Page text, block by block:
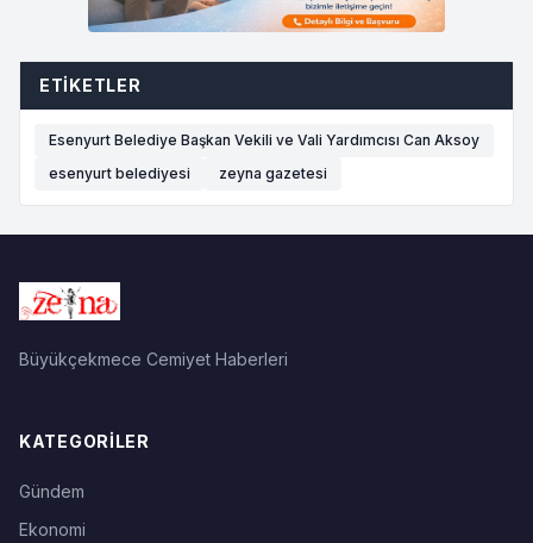
ETIKETLER
Esenyurt Belediye Başkan Vekili ve Vali Yardımcısı Can Aksoy
esenyurt belediyesi
zeyna gazetesi
Büyükçekmece Cemiyet Haberleri
KATEGORILER
Gündem
Ekonomi